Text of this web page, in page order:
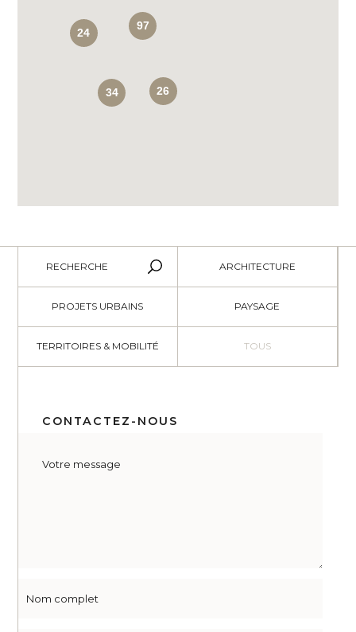
34
97
24
26
RECHERCHE ARCHITECTURE
PROJETS URBAINS PAYSAGE
TERRITOIRES & MOBILITÉ TOUS
CONTACTEZ-NOUS